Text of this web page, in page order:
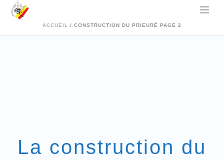
ACCUEIL / CONSTRUCTION DU PRIEURÉ PAGE 2
La construction du